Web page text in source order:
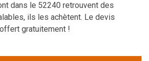
dans le 52240 retrouvent des
ils les achètent. Le devis
gratuitement !